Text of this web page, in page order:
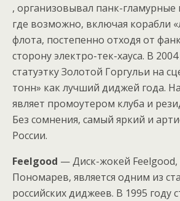
, организовывал панк-гламурные
где возможно, включая корабли
флота, постепенно отходя от
сторону электро-тек-хауса. В
статуэтку Золотой Горгульи на
тонн» как лучший диджей года.
являет промоутером клуба и
Без сомнения, самый яркий и
России.
Feelgood — Диск-жокей
Пономарев, является одним из
российских диджеев. В 1995 году